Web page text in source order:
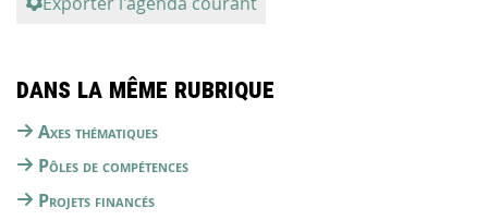
Dans la même rubrique
Axes thématiques
Pôles de compétences
Projets financés